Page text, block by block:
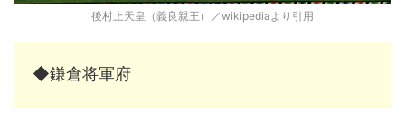
後村上天皇（義良親王）／wikipediaより引用
◆鎌倉将軍府